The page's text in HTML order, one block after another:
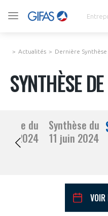
SYNTHÈSE DE PRESSE
COMMUNIQUÉS DE
Actualités Dernière
SYNTHÈSE
du
10 juin 2024
Synthèse du
11 juin 2024
VOIR
VOUS ÊTES
PAS
Avez-vous un